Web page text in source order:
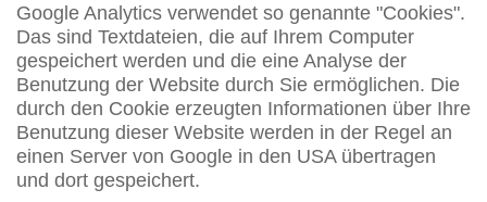
Google Analytics verwendet so genannte "Cookies".
Das sind Textdateien, die auf Ihrem Computer
gespeichert werden und die eine Analyse der
Benutzung der Website durch Sie ermöglichen. Die
durch den Cookie erzeugten Informationen über Ihre
Benutzung dieser Website werden in der Regel an
einen Server von Google in den USA übertragen
und dort gespeichert.